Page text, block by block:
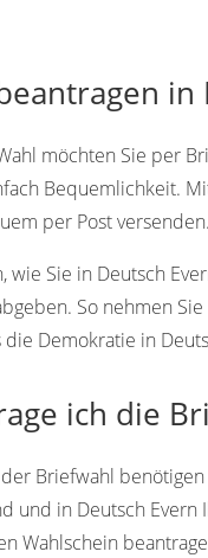
in
möchten Sie per
Bequemlichkeit.
per Post versenden.
wie Sie in Deutsch
So nehmen
die Demokratie in
ich die
Briefwahl
und in Deutsch
Wahlschein